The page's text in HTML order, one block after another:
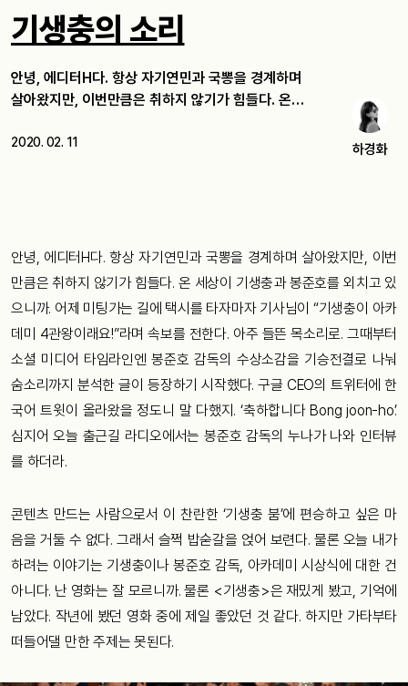
기생충의 소리
안녕, 에디터H다. 항상 자기연민과 국뽕을 경계하며
살아왔지만, 이번만큼은 취하지 않기가 힘들다. 온…
2020. 02. 11 하경화
안녕, 에디터H다.항상 자기연민과 국뽕을 경계하며 살아왔지만, 이번
만큼은 취하지 않기가 힘들다. 온 세상이 기생충과 봉준호를 외치고 있
으니까. 어제 미팅가는 길에 택시를 타자마자 기사님이 “기생충이 아카
데미 4관왕이래요!”라며 속보를 전한다. 아주 들뜬 목소리로.그때부터
소셜 미디어 타임라인엔 봉준호 감독의 수상소감을 기승전결로 나눠
숨소리까지 분석한 글이 등장하기 시작했다.구글 CEO의 트위터에 한
국어 트윗이 올라왔을 정도니 말 다했지. ‘축하합니다Bong joon-ho’.
심지어 오늘 출근길 라디오에서는 봉준호 감독의 누나가 나와 인터뷰
를 하더라.
콘텐츠 만드는 사람으로서 이 찬란한‘기생충 붐’에 편승하고 싶은 마
음을 거둘 수 없다.그래서 슬쩍 밥숟갈을 얹어 보련다. 물론 오늘 내가
하려는 이야기는 기생충이나 봉준호 감독, 아카데미 시상식에 대한 건
아니다. 난 영화는 잘 모르니까.물론 <기생충>은 재밌게 봤고, 기억에
남았다. 작년에 봤던 영화 중에 제일 좋았던 것 같다.하지만 가타부타
떠들어댈 만한주제는 못된다.